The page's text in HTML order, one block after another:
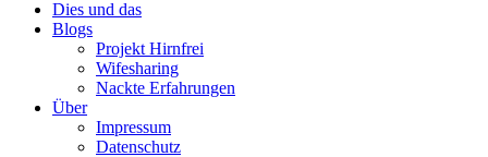
Dies und das
Blogs
Projekt Hirnfrei
Wifesharing
Nackte Erfahrungen
Über
Impressum
Datenschutz